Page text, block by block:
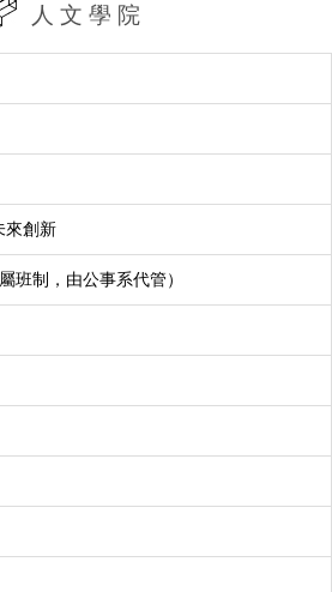
人 文 學 院
來創新
班制，由公事系代管）